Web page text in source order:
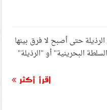
حتى أصبح لا فرق بينها
البحرينية" أو "الرذيلة"
اقرأ أكثر